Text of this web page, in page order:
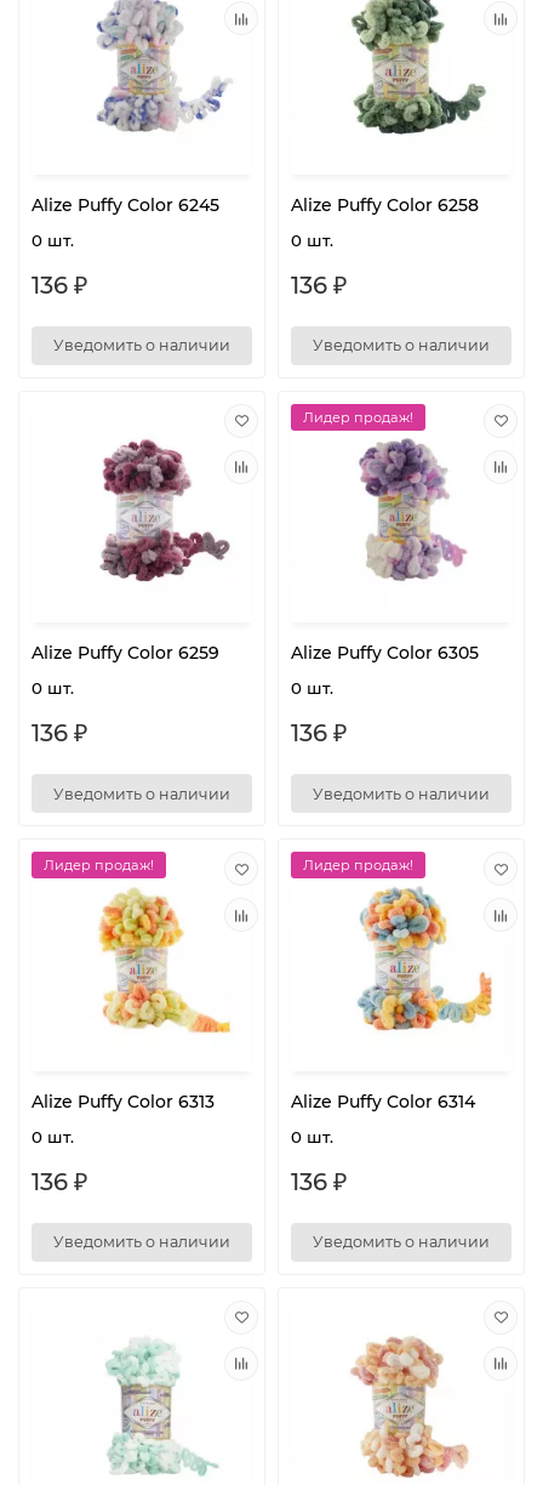
Alize Puffy Color 6245
0 шт.
136 ₽
Уведомить о наличии
Alize Puffy Color 6258
0 шт.
136 ₽
Уведомить о наличии
Alize Puffy Color 6259
0 шт.
136 ₽
Уведомить о наличии
Лидер продаж!
Alize Puffy Color 6305
0 шт.
136 ₽
Уведомить о наличии
Лидер продаж!
Alize Puffy Color 6313
0 шт.
136 ₽
Уведомить о наличии
Лидер продаж!
Alize Puffy Color 6314
0 шт.
136 ₽
Уведомить о наличии